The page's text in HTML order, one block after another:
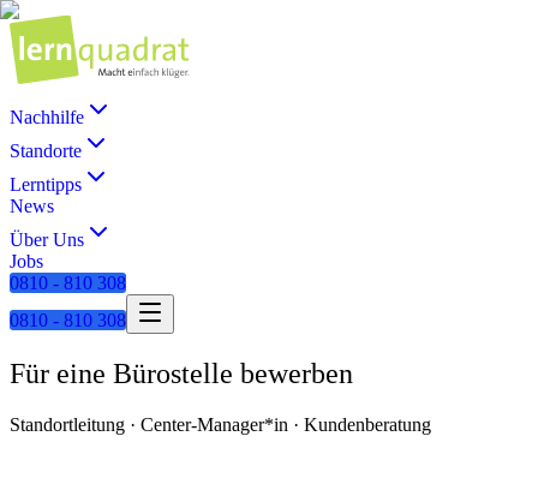
Nachhilfe
Standorte
Lerntipps
News
Über Uns
Jobs
0810 - 810 308
0810 - 810 308
Für eine Bürostelle bewerben
Standortleitung · Center-Manager*in · Kundenberatung